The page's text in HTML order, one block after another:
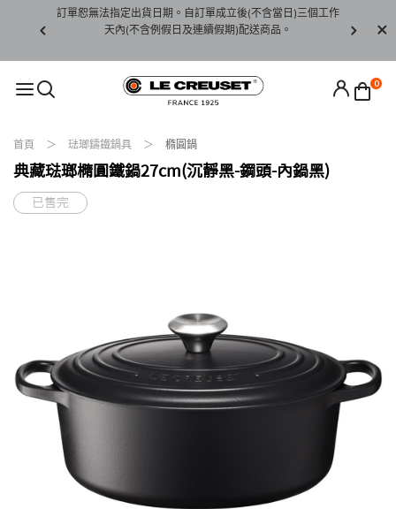
下水)，若
訂單恕無法指定出貨日期。自訂單成立後(不含當日)三個工作
天內(不含例假日及連續假期)配送商品。
請至
0
首頁 琺瑯鑄鐵鍋具 橢圓鍋
典藏琺瑯橢圓鐵鍋27cm(沉靜黑-鋼頭-內鍋黑)
已售完